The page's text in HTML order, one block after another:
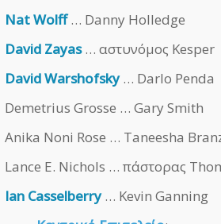
Nat Wolff… Danny Holledge
David Zayas… αστυνόμος Kesper
David Warshofsky… Darlo Penda
Demetrius Grosse … Gary Smith
Anika Noni Rose … Taneesha
Lance E. Nichols … πάστορας
Ian Casselberry… Kevin Ganning